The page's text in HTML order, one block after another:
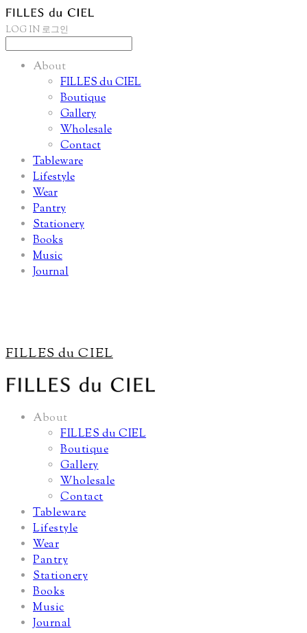
LOG IN 로그인
About
FILLES du CIEL
Boutique
Gallery
Wholesale
Contact
Tableware
Lifestyle
Wear
Pantry
Stationery
Books
Music
Journal
FILLES du CIEL
About
FILLES du CIEL
Boutique
Gallery
Wholesale
Contact
Tableware
Lifestyle
Wear
Pantry
Stationery
Books
Music
Journal